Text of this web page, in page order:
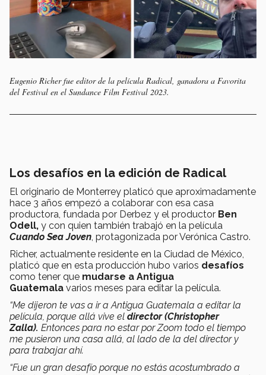
Eugenio Richer fue editor de la película Radical, ganadora a Favorita
del Festival en el Sundance Film Festival 2023.
Los desafíos en la edición de Radical
El originario de Monterrey platicó que aproximadamente
hace 3 años empezó a colaborar con esa casa
productora, fundada por Derbez y el productor Ben
Odell, y con quien también trabajó en la película
Cuando Sea Joven, protagonizada por Verónica Castro.
Richer, actualmente residente en la Ciudad de México,
platicó que en esta producción hubo varios desafíos
como tener que mudarse a Antigua
Guatemala varios meses para editar la película.
“Me dijeron te vas a ir a Antigua Guatemala a editar la
película, porque allá vive el director (Christopher
Zalla). Entonces para no estar por Zoom todo el tiempo
me pusieron una casa allá, al lado de la del director y
para trabajar ahí.
“Fue un gran desafío porque no estás acostumbrado a